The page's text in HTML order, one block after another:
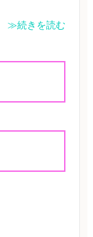
≫続きを読む